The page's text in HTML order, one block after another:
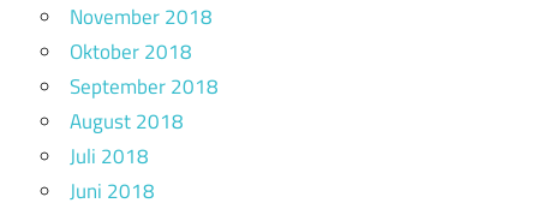
November 2018
Oktober 2018
September 2018
August 2018
Juli 2018
Juni 2018